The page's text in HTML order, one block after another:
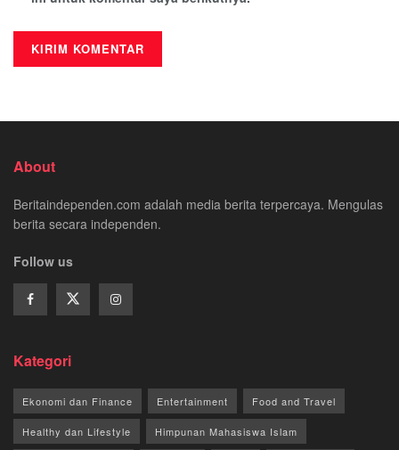
About
Beritaindependen.com adalah media berita terpercaya. Mengulas
berita secara independen.
Follow us
Kategori
Ekonomi dan Finance Entertainment Food and Travel
Healthy dan Lifestyle Himpunan Mahasiswa Islam